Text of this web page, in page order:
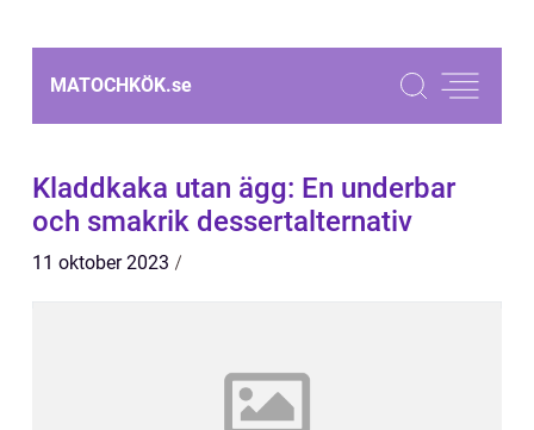
MATOCHKÖK.se
Kladdkaka utan ägg: En underbar
och smakrik dessertalternativ
11 oktober 2023